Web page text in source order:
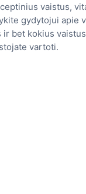
vaistus,
gydytojui apie
ir bet kokius
vartoti.